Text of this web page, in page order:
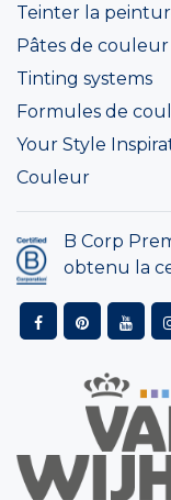
Teinter la
Pâtes de couleur
Tinting systems
Formules de
Your Style
Couleur
B Corp
obtenu la